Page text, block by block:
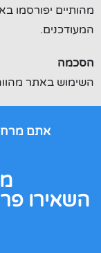
מהותיים יפורסמו
המעודכנים.
הסכמה
השימוש באתר
אתם
השאירו